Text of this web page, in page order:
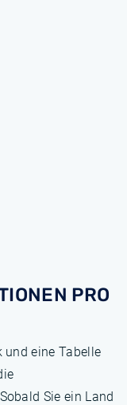
PRO
und eine Tabelle
Sie ein Land